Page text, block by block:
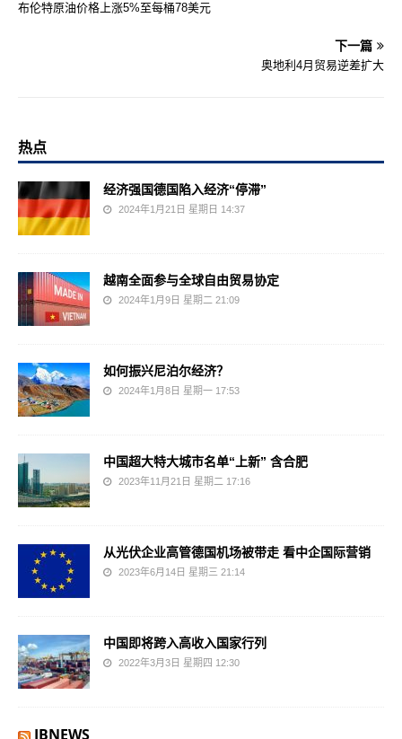
布伦特原油价格上涨5%至每桶78美元
下一篇
奥地利4月贸易逆差扩大
热点
经济强国德国陷入经济“停滞”
2024年1月21日 星期日 14:37
越南全面参与全球自由贸易协定
2024年1月9日 星期二 21:09
如何振兴尼泊尔经济？
2024年1月8日 星期一 17:53
中国超大特大城市名单“上新” 含合肥
2023年11月21日 星期二 17:16
从光伏企业高管德国机场被带走 看中企国际营销
2023年6月14日 星期三 21:14
中国即将跨入高收入国家行列
2022年3月3日 星期四 12:30
IBNEWS